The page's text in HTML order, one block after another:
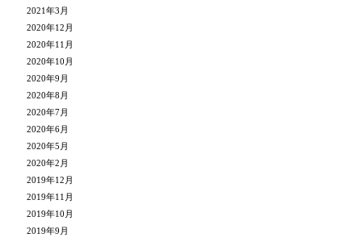
2021年3月
2020年12月
2020年11月
2020年10月
2020年9月
2020年8月
2020年7月
2020年6月
2020年5月
2020年2月
2019年12月
2019年11月
2019年10月
2019年9月